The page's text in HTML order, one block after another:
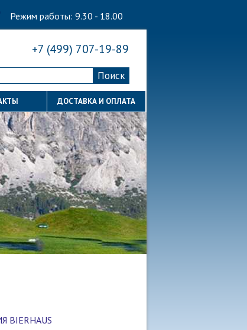
Режим работы: 9.30 - 18.00
+7 (499) 707-19-89
ДОСТАВКА И ОПЛАТА